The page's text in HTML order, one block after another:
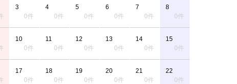
3
0件
4
0件
5
0件
6
0件
7
0件
8
0件
10
0件
11
0件
12
0件
13
0件
14
0件
15
0件
17
0件
18
0件
19
0件
20
0件
21
0件
22
0件